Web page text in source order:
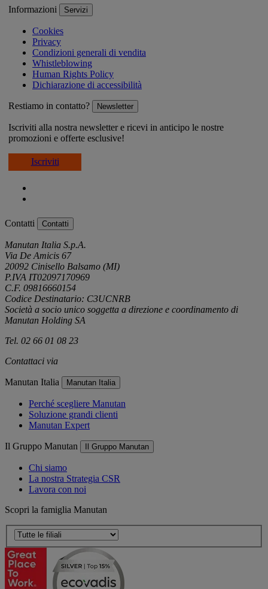
Informazioni Servizi
Cookies
Privacy
Condizioni generali di vendita
Whistleblowing
Human Rights Policy
Dichiarazione di accessibilità
Restiamo in contatto? Newsletter
Iscriviti alla nostra newsletter e ricevi in anticipo le nostre
promozioni e offerte esclusive!
Iscriviti
Contatti Contatti
Manutan Italia S.p.A.
Via De Amicis 67
20092 Cinisello Balsamo (MI)
P.IVA IT02097170969
C.F. 09816660154
Codice Destinatario: C3UCNRB
Società a socio unico soggetta a direzione e coordinamento di
Manutan Holding SA
Tel. 02 66 01 08 23
Contattaci via
Manutan Italia Manutan Italia
Perché scegliere Manutan
Soluzione grandi clienti
Manutan Expert
Il Gruppo Manutan Il Gruppo Manutan
Chi siamo
La nostra Strategia CSR
Lavora con noi
Scopri la famiglia Manutan